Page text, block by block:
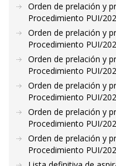
Orden de prelación y
Procedimiento PUI/
Orden de prelación y
Procedimiento PUI/
Orden de prelación y
Procedimiento PUI/
Orden de prelación y
Procedimiento PUI/
Orden de prelación y
Procedimiento PUI/
Orden de prelación y
Procedimiento PUI/